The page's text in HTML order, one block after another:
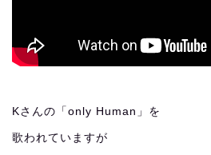
Kさんの「only Human」を
歌われていますが